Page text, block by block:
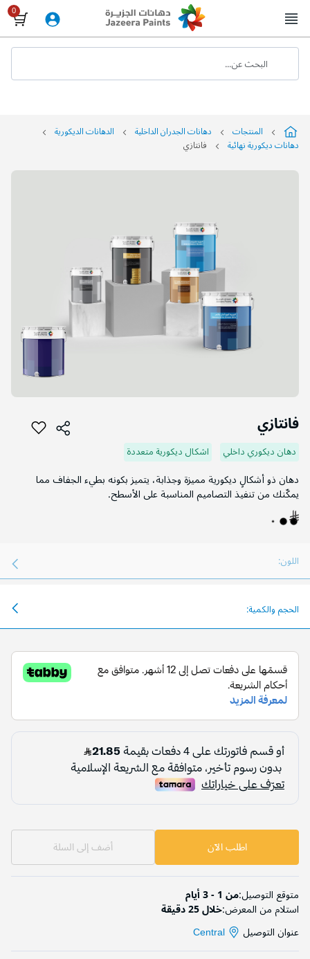
to
Content
البحث عن...
المنتجات دهانات الجدران الداخلية
الدهانات الديكورية
دهانات ديكورية نهائية
فانتازي
فانتازي
دهان ديكوري داخلي اشكال ديكورية متعددة
دهان ذو أشكالٍ ديكورية مميزة وجذابة، يتميز بكونه بطيء الجفاف مما
يمكّنك من تنفيذ التصاميم المناسبة على الأسطح.
اللون:
الحجم والكمية:
اطلب الآن أضف إلى السلة
متوقع التوصيل:من 1 - 3 أيام
استلام من المعرض:خلال 25 دقيقة
عنوان التوصيل
Central
التخطي
التخطي
إلى
بداية
معرض
الصور